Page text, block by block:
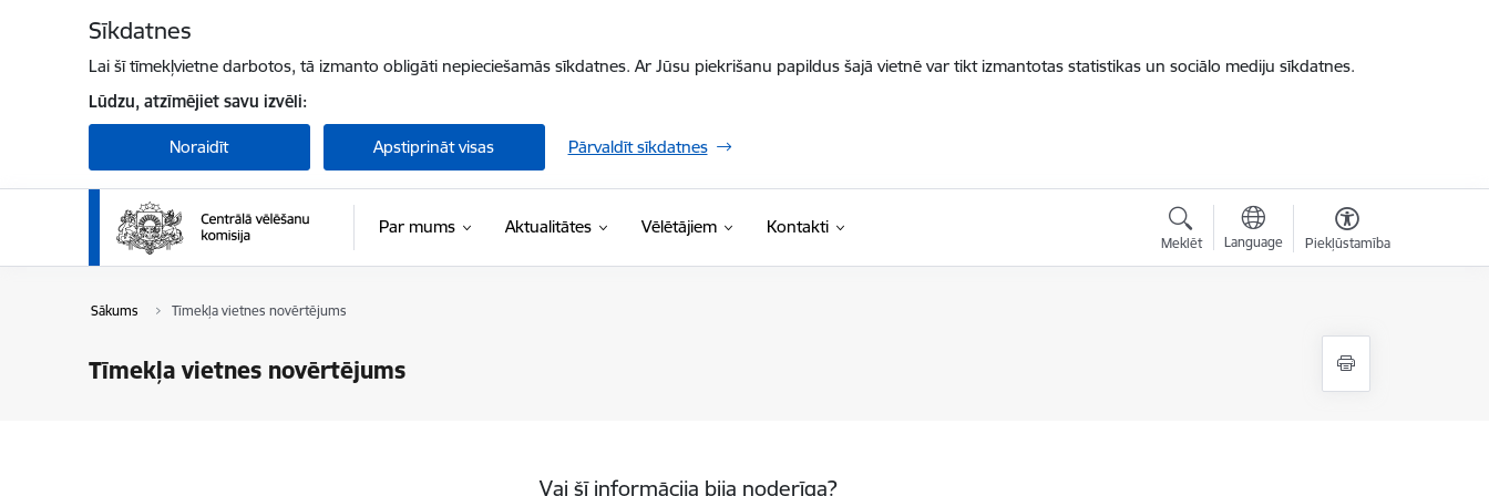
Sīkdatnes
Lai šī tīmekļvietne darbotos, tā izmanto obligāti nepieciešamās sīkdatnes. Ar Jūsu piekrišanu papildus šajā vietnē var tikt izmantotas statistikas un sociālo mediju sīkdatnes.
Lūdzu, atzīmējiet savu izvēli:
Noraidīt Apstiprināt visas Pārvaldīt sīkdatnes
Par mums Aktualitātes Vēlētājiem Kontakti
Meklēt Language Piekļūstamība
Sākums Tīmekļa vietnes novērtējums
Tīmekļa vietnes novērtējums
Vai šī informācija bija noderīga?